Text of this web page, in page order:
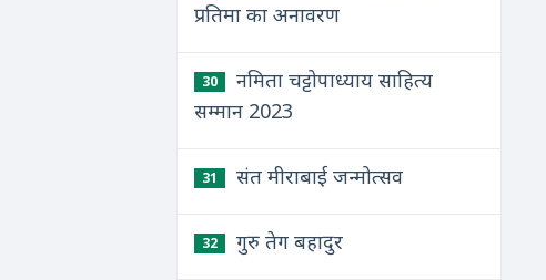
प्रतिमा का अनावरण
30
नमिता चट्टोपाध्याय साहित्य
सम्मान 2023
31 संत मीराबाई जन्मोत्सव
32 गुरु तेग बहादुर